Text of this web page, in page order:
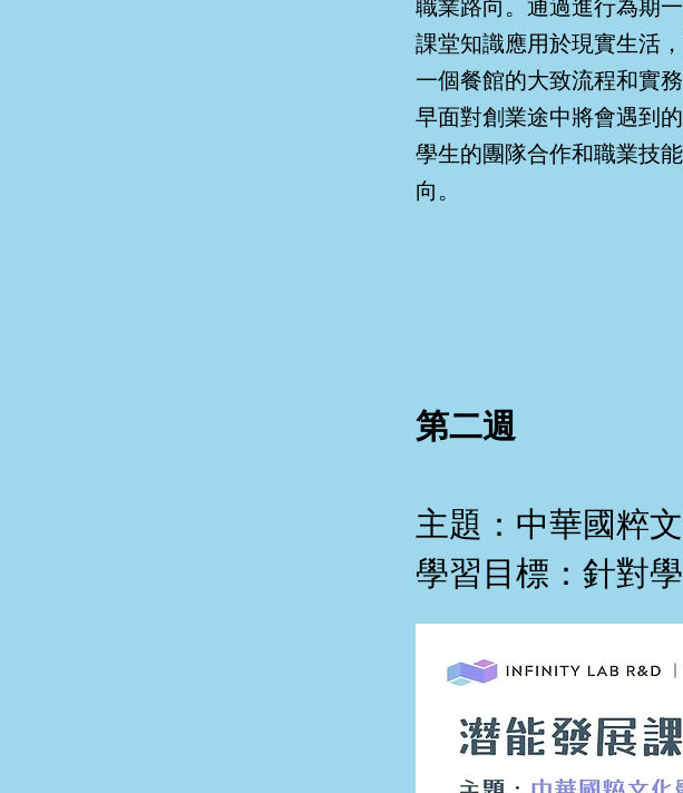
職業路向。通過進行為期
課堂知識應用於現實生活
一個餐館的大致流程和實
早面對創業途中將會遇到
學生的團隊合作和職業技
向。
第二週
主題：中華國粹
學習目標：針對